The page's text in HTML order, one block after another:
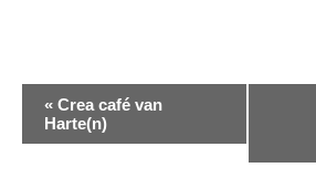
Evenement
Navigatie
« Crea café van
Harte(n)